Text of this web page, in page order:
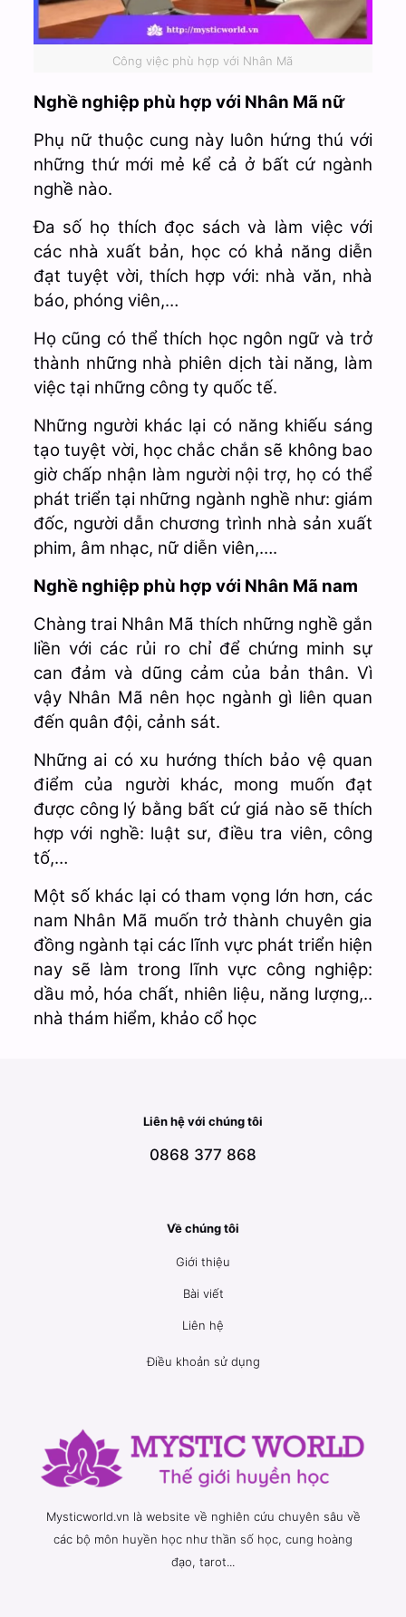
Công việc phù hợp với Nhân Mã
Nghề nghiệp phù hợp với Nhân Mã nữ
Phụ nữ thuộc cung này luôn hứng thú với
những thứ mới mẻ kể cả ở bất cứ ngành
nghề nào.
Đa số họ thích đọc sách và làm việc với
các nhà xuất bản, học có khả năng diễn
đạt tuyệt vời, thích hợp với: nhà văn, nhà
báo, phóng viên,…
Họ cũng có thể thích học ngôn ngữ và trở
thành những nhà phiên dịch tài năng, làm
việc tại những công ty quốc tế.
Những người khác lại có năng khiếu sáng
tạo tuyệt vời, học chắc chắn sẽ không bao
giờ chấp nhận làm người nội trợ, họ có thể
phát triển tại những ngành nghề như: giám
đốc, người dẫn chương trình nhà sản xuất
phim, âm nhạc, nữ diễn viên,….
Nghề nghiệp phù hợp với Nhân Mã nam
Chàng trai Nhân Mã thích những nghề gắn
liền với các rủi ro chỉ để chứng minh sự
can đảm và dũng cảm của bản thân. Vì
vậy Nhân Mã nên học ngành gì liên quan
đến quân đội, cảnh sát.
Những ai có xu hướng thích bảo vệ quan
điểm của người khác, mong muốn đạt
được công lý bằng bất cứ giá nào sẽ thích
hợp với nghề: luật sư, điều tra viên, công
tố,…
Một số khác lại có tham vọng lớn hơn, các
nam Nhân Mã muốn trở thành chuyên gia
đồng ngành tại các lĩnh vực phát triển hiện
nay sẽ làm trong lĩnh vực công nghiệp:
dầu mỏ, hóa chất, nhiên liệu, năng lượng,..
nhà thám hiểm, khảo cổ học
Liên hệ với chúng tôi
0868 377 868
Về chúng tôi
Giới thiệu
Bài viết
Liên hệ
Điều khoản sử dụng
Mysticworld.vn là website về nghiên cứu chuyên sâu về
các bộ môn huyền học như thần số học, cung hoàng
đạo, tarot...